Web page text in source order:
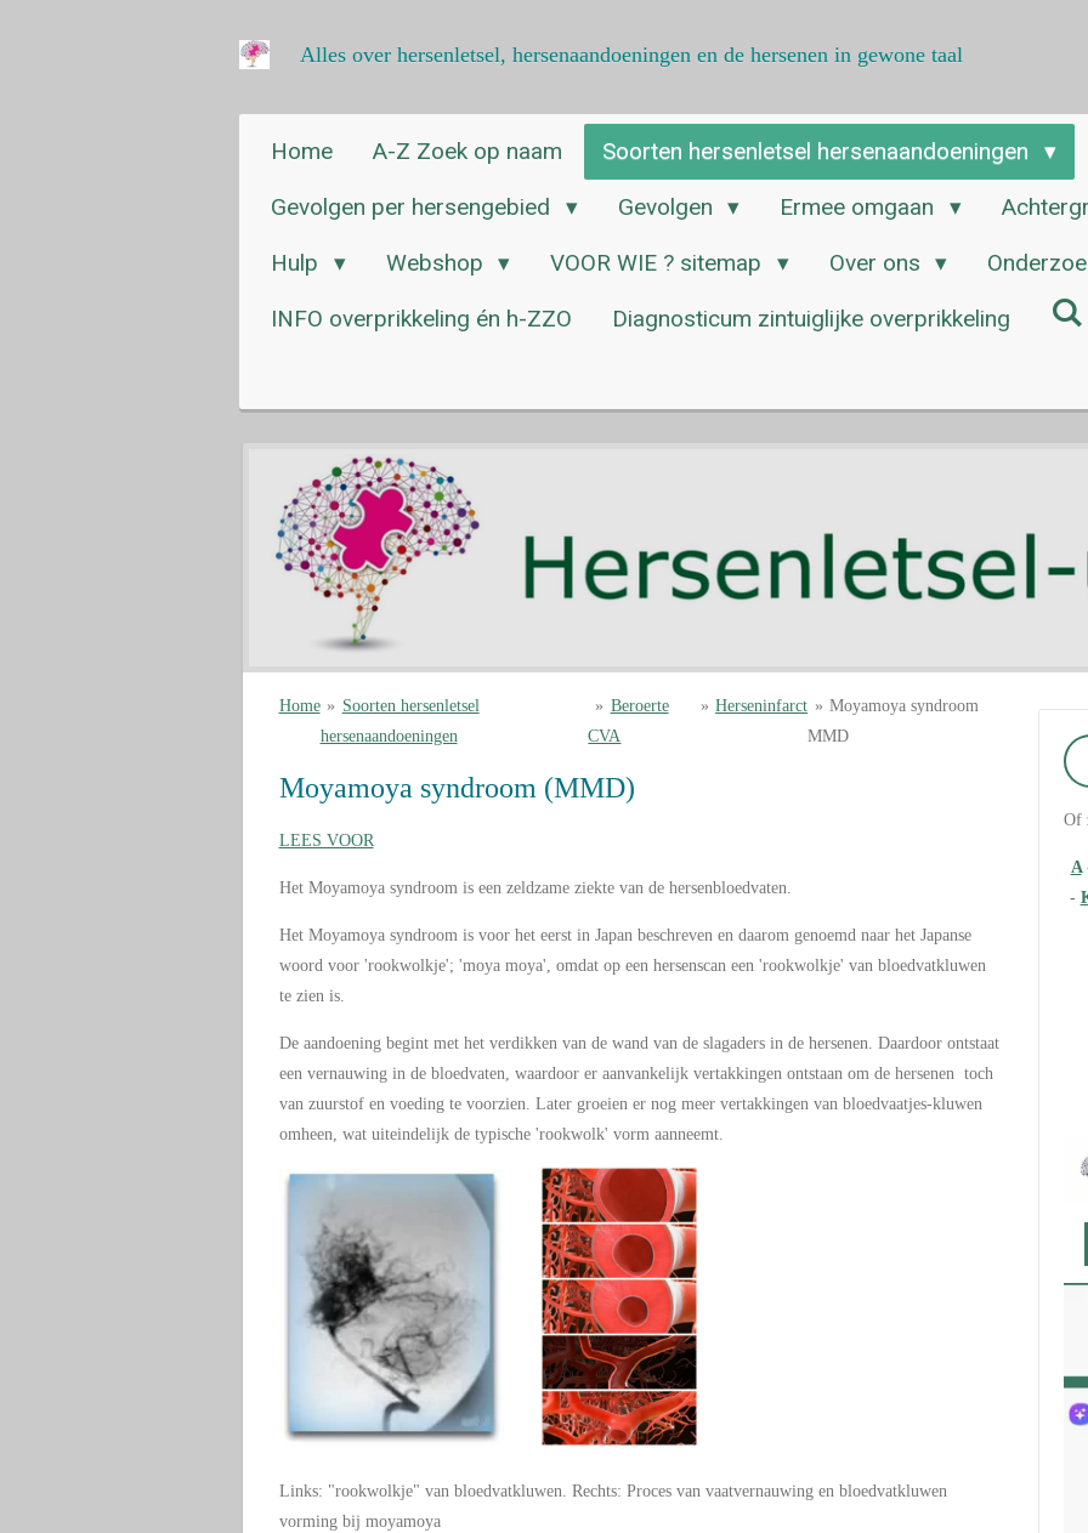
Alles over hersenletsel, hersenaandoeningen en de hersenen in gewone taal
Home A-Z Zoek op naam
Soorten hersenletsel hersenaandoeningen
Gevolgen per hersengebied
Gevolgen Ermee omgaan
Hulp
Webshop VOOR WIE ? sitemap Over ons
INFO overprikkeling én h-ZZO
Diagnosticum zintuiglijke overprikkeling
Home » Soorten hersenletsel
hersenaandoeningen
» Beroerte
CVA
» Herseninfarct » Moyamoya syndroom
MMD
Moyamoya syndroom (MMD)
LEES VOOR
Het Moyamoya syndroom is een zeldzame ziekte van de hersenbloedvaten.
Het Moyamoya syndroom is voor het eerst in Japan beschreven en daarom genoemd naar het Japanse
woord voor 'rookwolkje'; 'moya moya', omdat op een hersenscan een 'rookwolkje' van bloedvatkluwen
te zien is.
De aandoening begint met het verdikken van de wand van de slagaders in de hersenen. Daardoor ontstaat
een vernauwing in de bloedvaten, waardoor er aanvankelijk vertakkingen ontstaan om de hersenen toch
van zuurstof en voeding te voorzien. Later groeien er nog meer vertakkingen van bloedvaatjes-kluwen
omheen, wat uiteindelijk de typische 'rookwolk' vorm aanneemt.
Links: "rookwolkje" van bloedvatkluwen. Rechts: Proces van vaatvernauwing en bloedvatkluwen
vorming bij moyamoya
Of
A
-